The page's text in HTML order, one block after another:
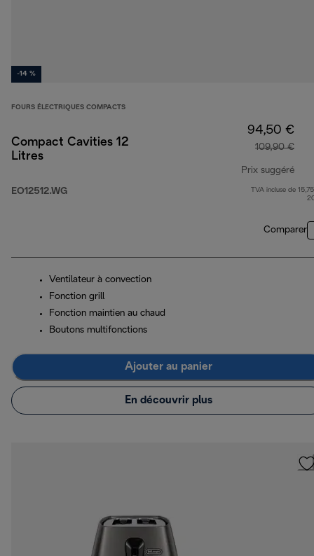
-14 %
FOURS ÉLECTRIQUES COMPACTS
Compact Cavities 12
Litres
EO12512.WG
94,50 €
109,90 €
Prix suggéré
prix
TVA incluse de
Comparer
Ventilateur à convection
Fonction grill
Fonction maintien au chaud
Boutons multifonctions
Ajouter au panier
En découvrir plus